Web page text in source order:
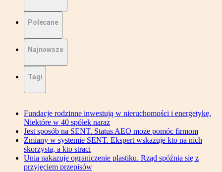
Polecane
Najnowsze
Tagi
Fundacje rodzinne inwestują w nieruchomości i energetykę.
Niektóre w 40 spółek naraz
Jest sposób na SENT. Status AEO może pomóc firmom
Zmiany w systemie SENT. Ekspert wskazuje kto na nich
skorzysta, a kto straci
Unia nakazuje ograniczenie plastiku. Rząd spóźnia się z
przyjęciem przepisów